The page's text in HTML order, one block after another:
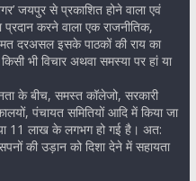
जयपुर से प्रकाशित होने वाला एवं
करने वाला एक राजनीतिक,
दरअसल इसके पाठकों की राय का
भी विचार अथवा समस्या पर हां या
के बीच, समस्त कॉलेजो, सरकारी
पंचायत समितियों आदि में किया जा
11 लाख के लगभग हो गई है। अत:
की उड़ान को दिशा देने में सहायता